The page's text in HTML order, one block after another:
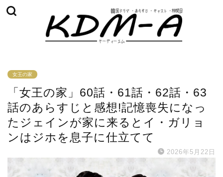
女王の家
「女王の家」60話・61話・62話・63
話のあらすじと感想!記憶喪失になっ
たジェインが家に来るとイ・ガリョ
ンはジホを息子に仕立てて
2026年5月22日